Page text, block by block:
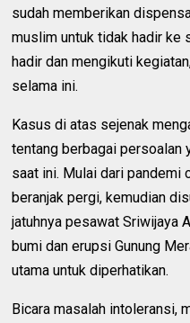
sudah memberikan
muslim untuk tidak hadir ke
hadir dan mengikuti
selama ini.
Kasus di atas sejenak
tentang berbagai persoalan
saat ini. Mulai dari pandemi
beranjak pergi, kemudian
jatuhnya pesawat Sriwijaya
bumi dan erupsi Gunung
utama untuk diperhatikan.
Bicara masalah intoleransi,